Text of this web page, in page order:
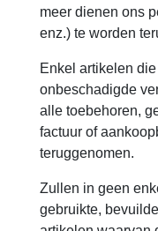
meer dienen ons
enz.) te worden
Enkel artikelen
onbeschadigde
alle toebehoren,
factuur of
teruggenomen.
Zullen in geen
gebruikte,